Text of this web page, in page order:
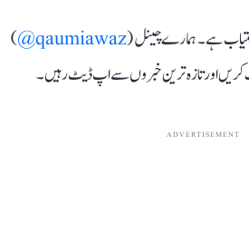
ہے۔ ہمارے چینل (qaumiawaz@
)
اور تازہ ترین خبروں سے اپ ڈیٹ رہیں۔
ADVERTISEMENT